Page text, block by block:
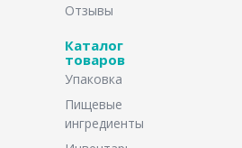
Отзывы
Каталог
товаров
Упаковка
Пищевые
ингредиенты